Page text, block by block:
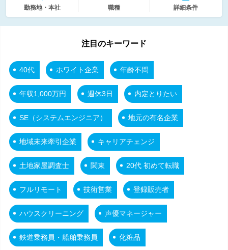
勤務地・本社 職種 詳細条件
注目のキーワード
40代 ホワイト企業 年齢不問
年収1,000万円 週休3日 内定とりたい
SE（システムエンジニア） 地元の有名企業
地域未来牽引企業 キャリアチェンジ
土地家屋調査士 関東 20代 初めて転職
フルリモート 技術営業 登録販売者
ハウスクリーニング 声優マネージャー
鉄道乗務員・船舶乗務員 化粧品